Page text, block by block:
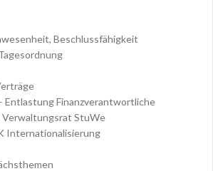
Beschlussfähigkeit
Entlastung Finanzverantwortliche
StuWe
Internationalisierung